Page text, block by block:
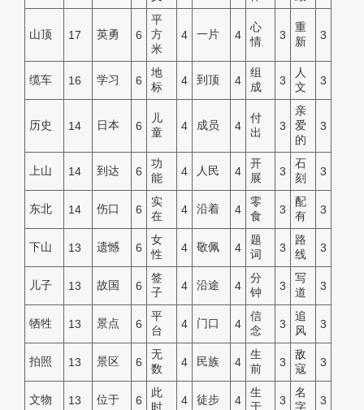
山顶 17 英勇 6
平
方
米
4 一片 4
心
情
3
重
新
3
缆车 16 学习 6
地
标
4 到顶 4
组
成
3
人
文
3
历史 14 日本 6
儿
童
4 成员 4
付
出
3
亲
爱
的
3
上山 14 到达 6
功
能
4 人民 4
开
展
3
石
刻
3
东北 14 伤口 6
实
在
4 沿着 4
零
食
3
配
有
3
下山 13 遗憾 6
女
性
4 敬佩 4
题
词
3
路
线
3
儿子 13 故国 6
签
子
4 沿途 4
分
钟
3
写
道
3
牺牲 13 景点 6
平
台
4 门口 4
信
念
3
追
风
3
拍照 13 景区 6
无
数
4 民族 4
生
前
3
敌
寇
3
文物 13 位于 6
此
时
4 徒步 4
生
于
3
名
字
3